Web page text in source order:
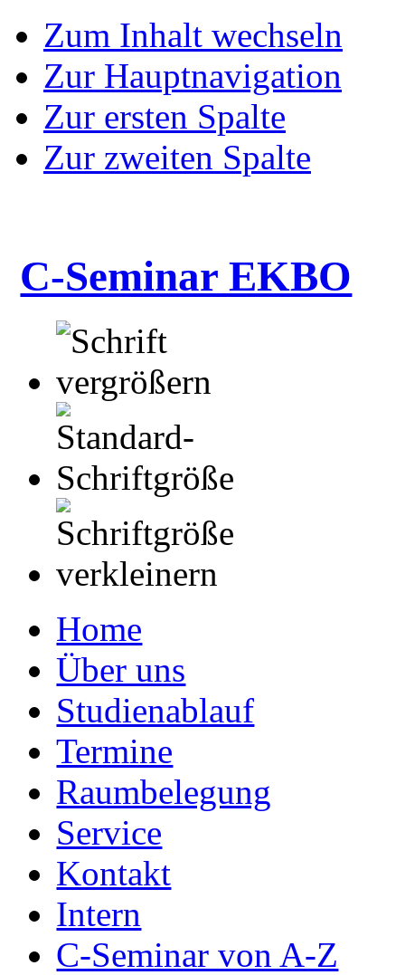
Zum Inhalt wechseln
Zur Hauptnavigation
Zur ersten Spalte
Zur zweiten Spalte
C-Seminar EKBO
Home
Über uns
Studienablauf
Termine
Raumbelegung
Service
Kontakt
Intern
C-Seminar von A-Z